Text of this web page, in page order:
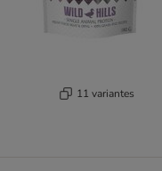
11 variantes